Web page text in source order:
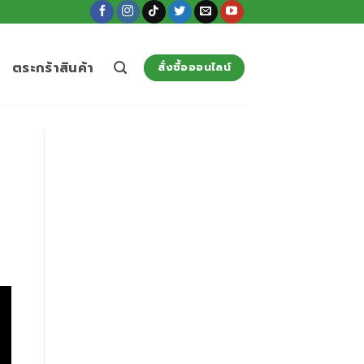
ตระกร้าสินค้า สั่งซื้อออนไลน์